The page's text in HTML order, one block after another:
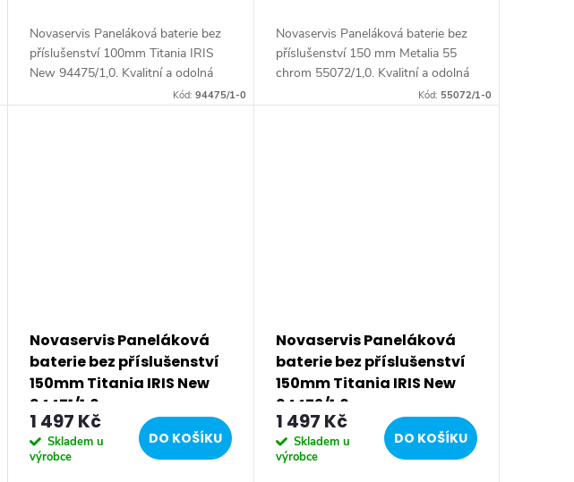
Novaservis Paneláková baterie bez
příslušenství 100mm Titania IRIS
New 94475/1,0. Kvalitní a odolná
keramická kartuše 35 mm sKód: 94475/1-0
Novaservis Paneláková baterie bez
příslušenství 150 mm Metalia 55
chrom 55072/1,0. Kvalitní a odolná
keramická kartuše KEROX 35 mm s
Kód: 55072/1-0
Novaservis Paneláková
baterie bez příslušenství
150mm Titania IRIS New
94471/1,0
1 497 Kč
Skladem u
výrobce
DO KOŠÍKU
Novaservis Paneláková
baterie bez příslušenství
150mm Titania IRIS New
94472/1,0
1 497 Kč
Skladem u
výrobce
DO KOŠÍKU